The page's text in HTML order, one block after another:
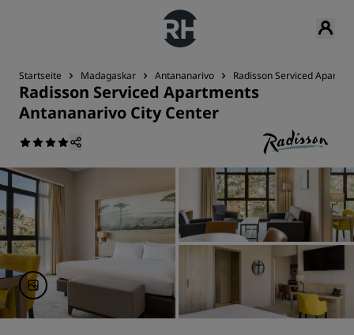
Startseite Madagaskar Antananarivo Radisson Serviced
Radisson Serviced Apartments
Antananarivo City Center